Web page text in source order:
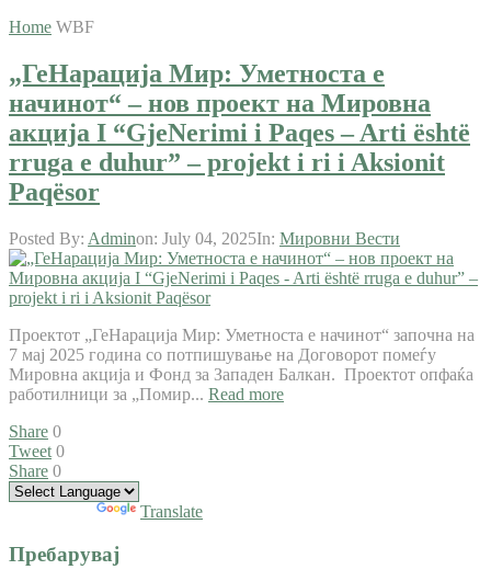
Home WBF
„ГеНарација Мир: Уметноста е
начинот“ – нов проект на Мировна
акција I “GjeNerimi i Paqes – Arti është
rruga e duhur” – projekt i ri i Aksionit
Paqësor
Posted By: Adminon: July 04, 2025In: Мировни Вести
Проектот „ГеНарација Мир: Уметноста е начинот“ започна на
7 мај 2025 година со потпишување на Договорот помеѓу
Мировна акција и Фонд за Западен Балкан. Проектот опфаќа
работилници за „Помир... Read more
Share 0
Tweet 0
Share 0
Translate
Пребарувај